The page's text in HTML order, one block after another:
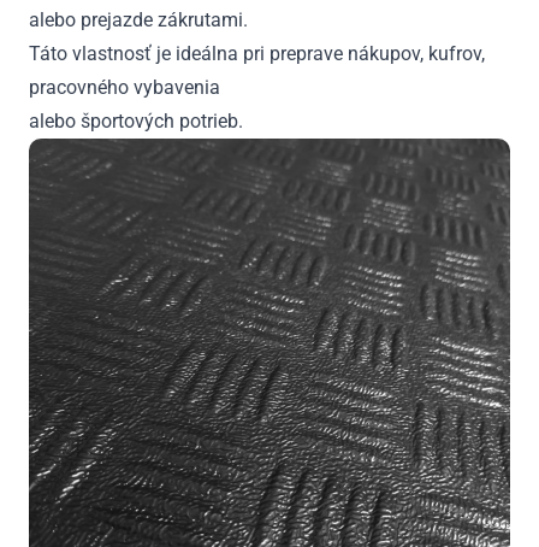
alebo prejazde zákrutami.
Táto vlastnosť je ideálna pri preprave nákupov, kufrov,
pracovného vybavenia
alebo športových potrieb.